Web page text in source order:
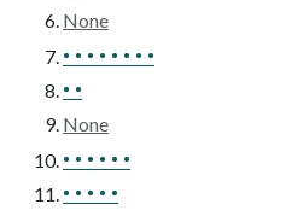
None
• • • • • • • •
• •
None
• • • • • •
• • • • •